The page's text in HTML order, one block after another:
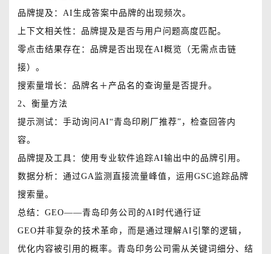
品牌提及：AI生成答案中品牌的出现频次。
上下文相关性：品牌提及是否与用户问题高度匹配。
零点击结果存在：品牌是否出现在AI概览（无需点击链
接）。
搜索量增长：品牌名＋产品名的查询量是否提升。
2、衡量方法
提示测试：手动询问AI“青岛印刷厂推荐”，检查回答内
容。
品牌提及工具：使用专业软件追踪AI输出中的品牌引用。
数据分析：通过GA监测直接流量峰值，运用GSC追踪品牌
搜索量。
总结：GEO——青岛印务公司的AI时代通行证
GEO并非复杂的技术革命，而是通过理解AI引擎的逻辑，
优化内容被引用的概率。青岛印务公司需从关键词细分、结